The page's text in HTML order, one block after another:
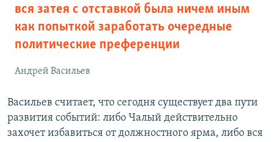
вся затея с отставкой была ничем иным
как попыткой заработать очередные
политические преференции
Андрей Васильев
Васильев считает, что сегодня существует два пути
развития событий: либо Чалый действительно
захочет избавиться от должностного ярма, либо вся